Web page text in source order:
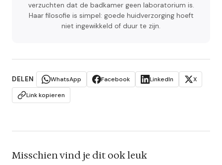
verzuchten dat de badkamer geen laboratorium is.
Haar filosofie is simpel: goede huidverzorging hoeft
niet ingewikkeld of duur te zijn.
DELEN WhatsApp Facebook LinkedIn
X
Link kopieren
Misschien vind je dit ook leuk